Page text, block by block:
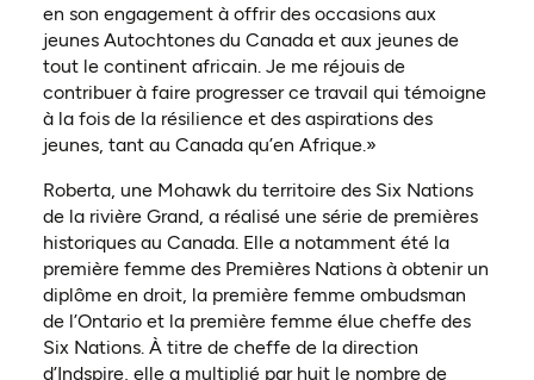
en son engagement à offrir des occasions aux
jeunes Autochtones du Canada et aux jeunes de
tout le continent africain. Je me réjouis de
contribuer à faire progresser ce travail qui témoigne
à la fois de la résilience et des aspirations des
jeunes, tant au Canada qu’en Afrique.»
Roberta, une Mohawk du territoire des Six Nations
de la rivière Grand, a réalisé une série de premières
historiques au Canada. Elle a notamment été la
première femme des Premières Nations à obtenir un
diplôme en droit, la première femme ombudsman
de l’Ontario et la première femme élue cheffe des
Six Nations. À titre de cheffe de la direction
d’Indspire, elle a multiplié par huit le nombre de